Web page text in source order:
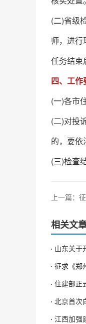
(二)省级
师，进
任务结束
四、工作
(一)各市
(二)对投
的，要依
(三)检查
上一篇：
相关文
山东关于
征求《郑
修改意见
住建部正
北京首次
江西加强